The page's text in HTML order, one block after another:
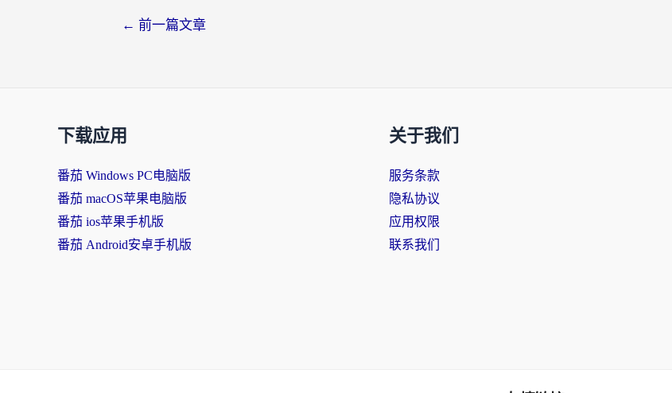
← 前一篇文章
下载应用
番茄 Windows PC电脑版
番茄 macOS苹果电脑版
番茄 ios苹果手机版
番茄 Android安卓手机版
关于我们
服务条款
隐私协议
应用权限
联系我们